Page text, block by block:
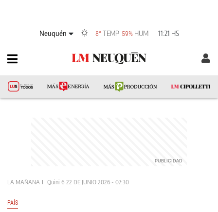
Neuquén 8° TEMP 59% HUM 11:21 HS
LA MAÑANA Quini 6 22 DE JUNIO 2026 - 07:30
PAÍS